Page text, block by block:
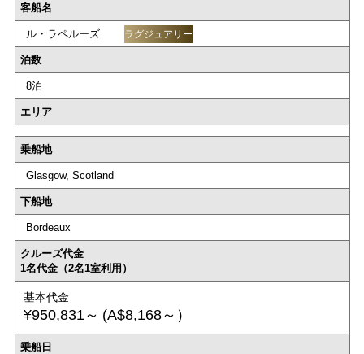
客船名
ル・ラペルーズ ラグジュアリー
泊数
8泊
エリア
乗船地
Glasgow, Scotland
下船地
Bordeaux
クルーズ代金
1名代金（2名1室利用）
基本代金
¥950,831～ (A$8,168～）
乗船日